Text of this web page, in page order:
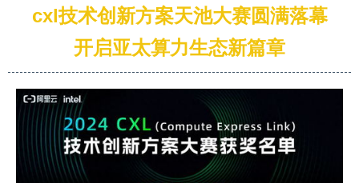
cxl技术创新方案天池大赛圆满落幕
开启亚太算力生态新篇章